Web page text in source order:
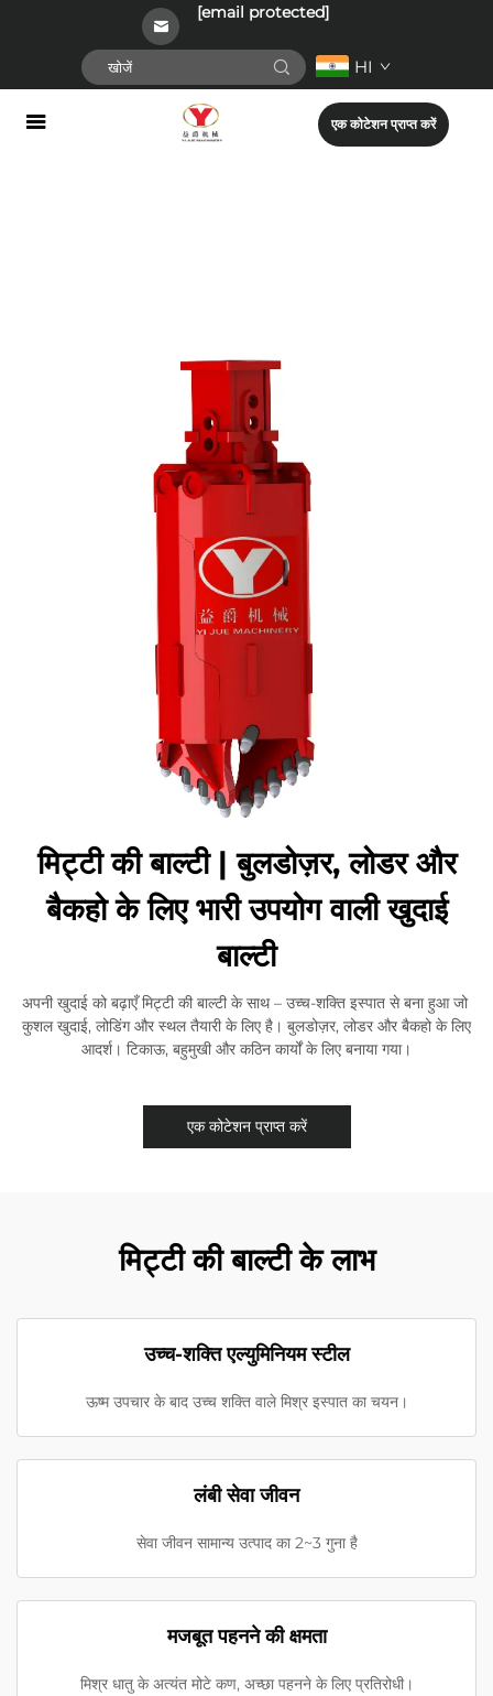
[email protected]
HI
एक कोटेशन प्राप्त करें
मिट्टी की बाल्टी | बुलडोज़र, लोडर और
बैकहो के लिए भारी उपयोग वाली खुदाई
बाल्टी
अपनी खुदाई को बढ़ाएँ ​​मिट्टी की बाल्टी​​ के साथ – ​​उच्च-शक्ति इस्पात​​ से बना हुआ जो ​​
कुशल खुदाई, लोडिंग और स्थल तैयारी​​ के लिए है। बुलडोज़र, लोडर और बैकहो के लिए
आदर्श। टिकाऊ, बहुमुखी और कठिन कार्यों के लिए बनाया गया।
एक कोटेशन प्राप्त करें
मिट्टी की बाल्टी के लाभ
उच्च-शक्ति एल्युमिनियम स्टील
ऊष्म उपचार के बाद उच्च शक्ति वाले मिश्र इस्पात का चयन।
लंबी सेवा जीवन
सेवा जीवन सामान्य उत्पाद का 2~3 गुना है
मजबूत पहनने की क्षमता
मिश्र धातु के अत्यंत मोटे कण, अच्छा पहनने के लिए प्रतिरोधी।